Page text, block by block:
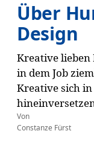
Über
Design
Kreative
in dem Job
Kreative sich
Von
Constanze Fürst